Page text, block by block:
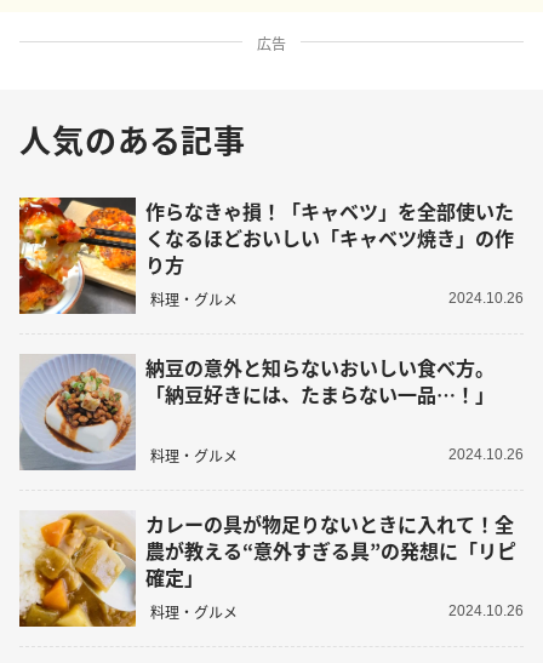
広告
人気のある記事
作らなきゃ損！「キャベツ」を全部使いた
くなるほどおいしい「キャベツ焼き」の作
り方
料理・グルメ 2024.10.26
納豆の意外と知らないおいしい食べ方。
「納豆好きには、たまらない一品…！」
料理・グルメ 2024.10.26
カレーの具が物足りないときに入れて！全
農が教える“意外すぎる具”の発想に「リピ
確定」
料理・グルメ 2024.10.26